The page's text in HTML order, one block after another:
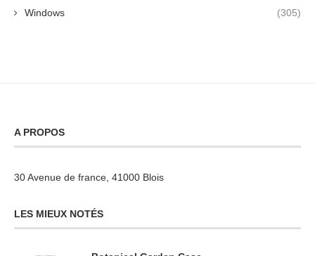
Windows (305)
A PROPOS
30 Avenue de france, 41000 Blois
LES MIEUX NOTÉS